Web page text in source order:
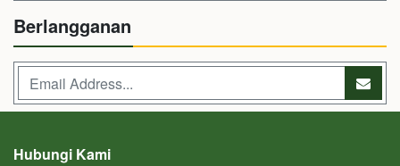
Berlangganan
Hubungi Kami